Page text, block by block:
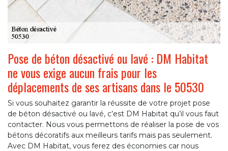
Pose de béton désactivé ou lavé : DM Habitat
ne vous exige aucun frais pour les
déplacements de ses artisans dans le 50530
Si vous souhaitez garantir la réussite de votre projet pose
de béton désactivé ou lavé, c’est DM Habitat qu’il vous faut
contacter. Nous vous permettons de réaliser la pose de vos
bétons décoratifs aux meilleurs tarifs mais pas seulement.
Avec DM Habitat, vous ferez des économies car nous